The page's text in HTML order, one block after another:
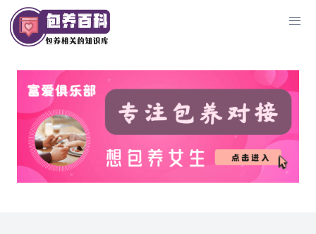
Skip
to
content